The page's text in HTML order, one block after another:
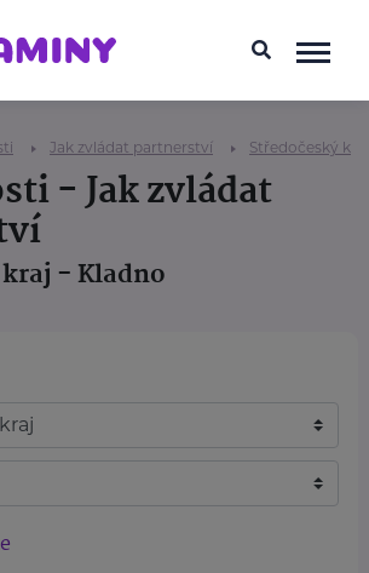
Jak zvládat partnerství Středočeský kraj
- Jak zvládat
- Kladno